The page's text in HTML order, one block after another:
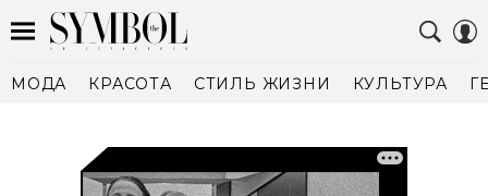
МОДА КРАСОТА СТИЛЬ ЖИЗНИ КУЛЬТУРА